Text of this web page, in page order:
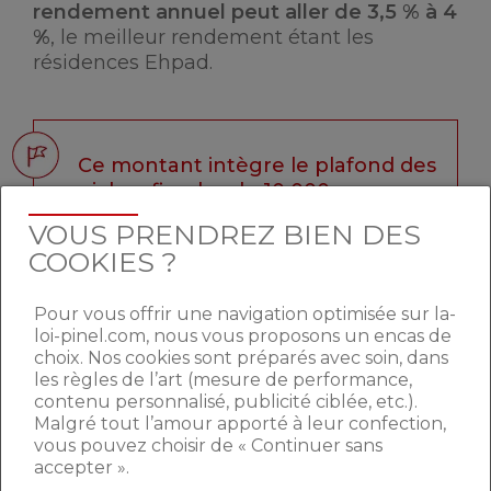
rendement annuel peut aller de 3,5 % à 4
%, le meilleur rendement étant les
résidences Ehpad.
Ce montant intègre le plafond des
niches fiscales de 10 000 euros.
OU REMPLACER LE
DISPOSITIF CENSI-BOUVARD
?
Le dispositif devait déjà prendre
VOUS PRENDREZ BIEN DES
COOKIES ?
Pour vous offrir une navigation optimisée sur la-
loi-pinel.com, nous vous proposons un encas de
choix. Nos cookies sont préparés avec soin, dans
les règles de l’art (mesure de performance,
contenu personnalisé, publicité ciblée, etc.).
Malgré tout l’amour apporté à leur confection,
vous pouvez choisir de « Continuer sans
accepter ».